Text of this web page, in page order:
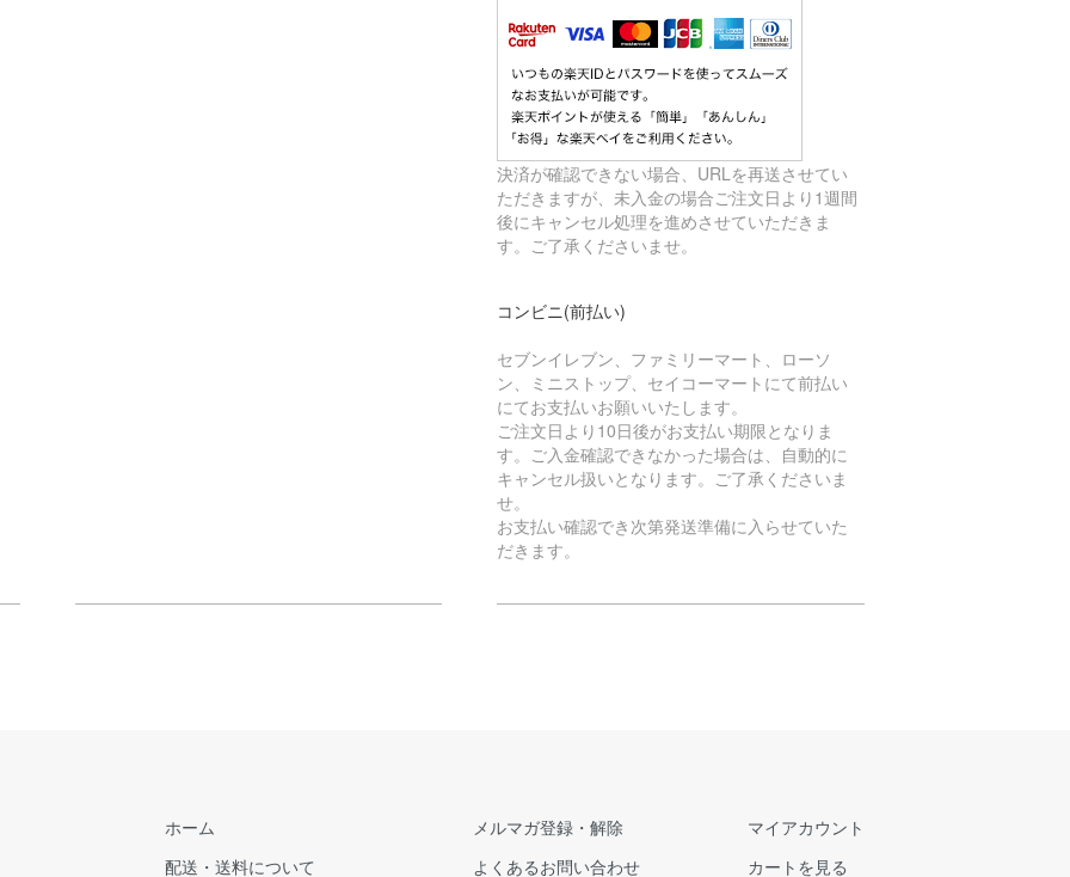
決済が確認できない場合、URLを再送させてい
ただきますが、未入金の場合ご注文日より1週間
後にキャンセル処理を進めさせていただきま
す。ご了承くださいませ。
コンビニ(前払い)
セブンイレブン、ファミリーマート、ローソ
ン、ミニストップ、セイコーマートにて前払い
にてお支払いお願いいたします。
ご注文日より10日後がお支払い期限となりま
す。ご入金確認できなかった場合は、自動的に
キャンセル扱いとなります。ご了承くださいま
せ。
お支払い確認でき次第発送準備に入らせていた
だきます。
ホーム
配送・送料について
メルマガ登録・解除
よくあるお問い合わせ
マイアカウント
カートを見る